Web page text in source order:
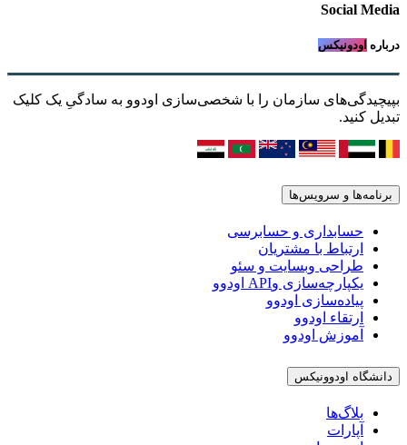
Social Media
درباره اودونیکس
بپیچیدگی‌های سازمان را با شخصی‌سازی اودوو به سادگیِ یک کلیک
تبدیل کنید.
برنامه‌ها و سرویس‌ها
حسابداری و حسابرسی
ارتباط با مشتریان
طراحی وبسایت و سئو
یکپارچه‌سازی وAPI اودوو
پیاده‌سازی اودوو
ارتقاء اودوو
آموزش اودوو
دانشگاه اودوونیکس
بلاگ‌ها
آپارات